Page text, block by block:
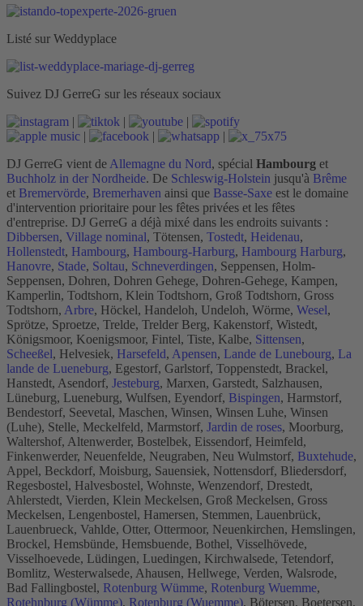
Listé sur Weddyplace
Suivez DJ GerreG sur les réseaux sociaux
|
|
|
|
|
|
DJ GerreG vient de Allemagne du Nord, spécial Hambourg et
Buchholz in der Nordheide. De Schleswig-Holstein jusqu'à Brême
et Bremervörde, Bremerhaven ainsi que Basse-Saxe est le domaine
d'intervention prioritaire pour les fêtes privées et les fêtes
d'entreprise. DJ GerreG a déjà mixé dans les endroits suivants :
Dibbersen, Village nominal, Tötensen, Tostedt, Heidenau,
Hollenstedt, Hambourg, Hambourg-Harburg, Hambourg Harburg,
Hanovre, Stade, Soltau, Schneverdingen, Seppensen, Holm-
Seppensen, Dohren, Dohren Gehege, Dohren-Gehege, Kampen,
Kamperlin, Todtshorn, Klein Todtshorn, Groß Todtshorn, Gross
Todtshorn, Arbre, Höckel, Handeloh, Undeloh, Wörme, Wesel,
Sprötze, Sproetze, Trelde, Trelder Berg, Kakenstorf, Wistedt,
Königsmoor, Koenigsmoor, Fintel, Tiste, Kalbe, Sittensen,
Scheeßel, Helvesiek, Harsefeld, Apensen, Lande de Lunebourg, La
lande de Lueneburg, Egestorf, Garlstorf, Toppenstedt, Brackel,
Hanstedt, Asendorf, Jesteburg, Marxen, Garstedt, Salzhausen,
Lüneburg, Lueneburg, Wulfsen, Eyendorf, Bispingen, Harmstorf,
Bendestorf, Seevetal, Maschen, Winsen, Winsen Luhe, Winsen
(Luhe), Stelle, Meckelfeld, Marmstorf, Jardin de roses, Moorburg,
Waltershof, Altenwerder, Bostelbek, Eissendorf, Heimfeld,
Finkenwerder, Neuenfelde, Neugraben, Neu Wulmstorf, Buxtehude,
Appel, Beckdorf, Moisburg, Sauensiek, Nottensdorf, Bliedersdorf,
Regesbostel, Halvesbostel, Wohnste, Wenzendorf, Drestedt,
Ahlerstedt, Vierden, Klein Meckelsen, Groß Meckelsen, Gross
Meckelsen, Lengenbostel, Hamersen, Stemmen, Lauenbrück,
Lauenbrueck, Vahlde, Otter, Ottermoor, Neuenkirchen, Hemslingen,
Brockel, Hemsbünde, Hemsbuende, Bothel, Visselhövede,
Visselhoevede, Lüdingen, Luedingen, Kirchwalsede, Tetendorf,
Bomlitz, Westerwalsede, Ahausen, Hellwege, Verden, Walsrode,
Bad Fallingbostel, Rotenburg Wümme, Rotenburg Wuemme,
Rotehnburg (Wümme), Rotenburg (Wuemme), Bötersen, Boetersen,